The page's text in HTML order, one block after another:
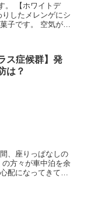
デ
ス症候群】発
は？